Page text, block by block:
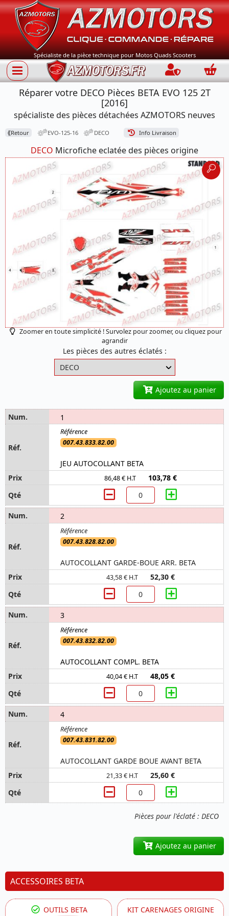
Spécialiste de la pièce technique pour Motos Quads Scooters
Connection
Réparer votre DECO Pièces BETA EVO 125 2T
[2016]
spécialiste des pièces détachées AZMOTORS neuves
⟪Retour EVO-125-16 DECO Info Livraison
DECO Microfiche eclatée des pièces origine
Zoomer en toute simplicité ! Survolez pour zoomer, ou cliquez pour
agrandir
Les pièces des autres éclatés :
Ajoutez au panier
Pièces pour l'éclaté : DECO
1
007.43.833.82.00
JEU AUTOCOLLANT BETA
86,48 € H.T 103,78 €
2
007.43.828.82.00
AUTOCOLLANT GARDE-BOUE ARR. BETA
43,58 € H.T 52,30 €
3
007.43.832.82.00
AUTOCOLLANT COMPL. BETA
40,04 € H.T 48,05 €
4
007.43.831.82.00
AUTOCOLLANT GARDE BOUE AVANT BETA
21,33 € H.T 25,60 €
Ajoutez au panier
ACCESSOIRES BETA
OUTILS BETA
KIT CARENAGES ORIGINE